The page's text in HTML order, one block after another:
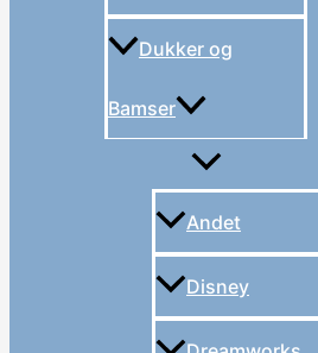
Dukker og
Bamser
Andet
Disney